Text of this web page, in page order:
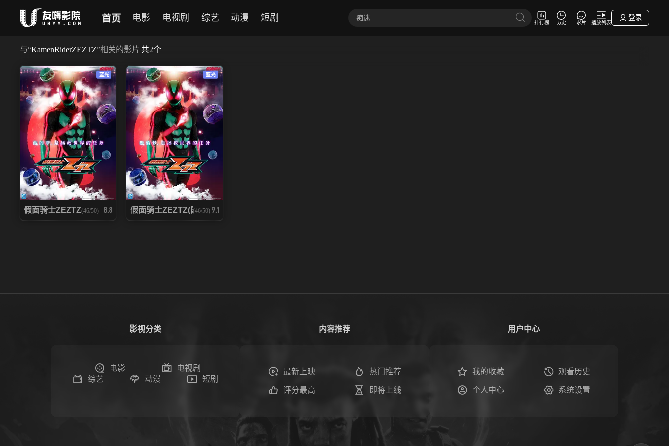
首页 电影 电视剧 综艺 动漫 短剧 排行榜 历史 求片 播放列表
登录
与“KamenRiderZEZTZ”相关的影片 共2个
蓝光
假面骑士ZEZTZ(46/50) 8.8
蓝光
假面骑士ZEZTZ(国语)
(46/50) 9.1
影视分类
电影
电视剧
综艺
动漫 短剧
内容推荐
最新上映 热门推荐
评分最高 即将上线
用户中心
我的收藏 观看历史
个人中心 系统设置